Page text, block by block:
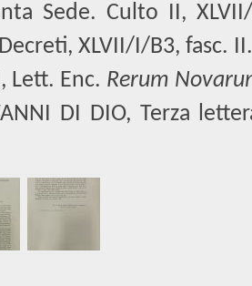
Sede. Culto II,
XLVII/I/B3, fasc. II.
Lett. Enc. Rerum
DI DIO, Terza